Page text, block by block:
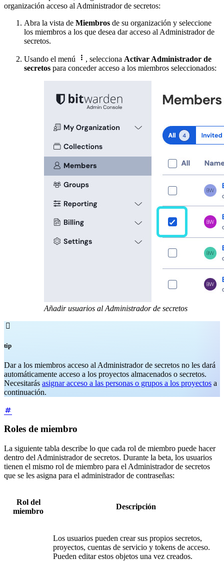
organización acceso al Administrador de secretos:
Abra la vista de Miembros de su organización y seleccione
los miembros a los que desea dar acceso al Administrador de
secretos.
Usando el menú  , selecciona Activar Administrador de
secretos para conceder acceso a los miembros seleccionados:
Añadir usuarios al Administrador de secretos

tip
Dar a los miembros acceso al Administrador de secretos no les dará
automáticamente acceso a los proyectos almacenados o secretos.
Necesitarás asignar acceso a las personas o grupos a los proyectos a
continuación.
Roles de miembro
La siguiente tabla describe lo que cada rol de miembro puede hacer
dentro del Administrador de secretos. Durante la beta, los usuarios
tienen el mismo rol de miembro para el Administrador de secretos
que se les asigna para el administrador de contraseñas:
Rol del
miembro
Descripción
Los usuarios pueden crear sus propios secretos,
proyectos, cuentas de servicio y tokens de acceso.
Pueden editar estos objetos una vez creados.